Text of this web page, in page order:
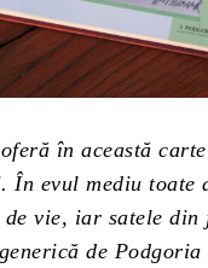
în această
evul mediu toate
vie, iar satele din
de